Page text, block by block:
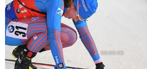
00:00:00